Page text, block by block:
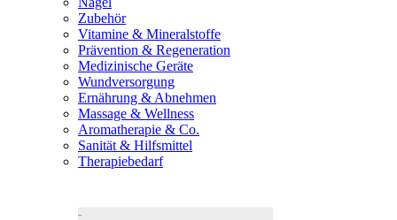
Zubehör
Vitamine & Mineralstoffe
Prävention & Regeneration
Medizinische Geräte
Wundversorgung
Ernährung & Abnehmen
Massage & Wellness
Aromatherapie & Co.
Sanität & Hilfsmittel
Therapiebedarf